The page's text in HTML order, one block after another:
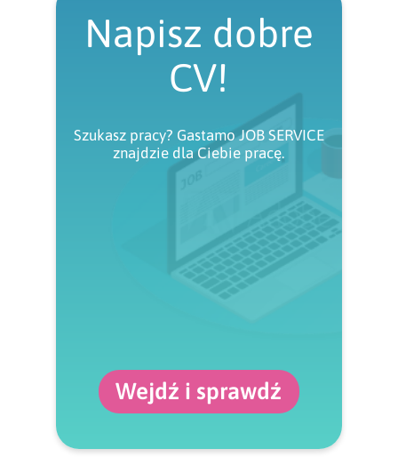
Napisz dobre
CV!
Szukasz pracy? Gastamo JOB SERVICE
znajdzie dla Ciebie pracę.
Wejdź i sprawdź